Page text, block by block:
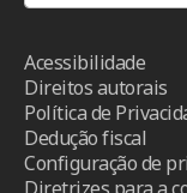
Acessibilidade
Direitos autorais
Política de
Dedução fiscal
Configuração de